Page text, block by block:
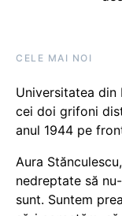
CELE MAI NOI
Universitatea din
cei doi grifoni
anul 1944 pe
Aura
nedreptate să
sunt. Suntem